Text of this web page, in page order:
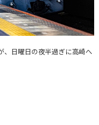
、日曜日の夜半過ぎに高崎へ